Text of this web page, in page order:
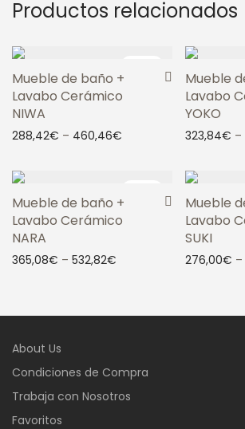
Productos relacionados
Mueble de baño +
Lavabo Cerámico
NIWA
288,42€ – 460,46€
Mueble
Lavabo
YOKO
323,84€ –
Mueble de baño +
Lavabo Cerámico
NARA
365,08€ – 532,82€
Mueble
Lavabo
SUKI
276,00€ –
About Us
Condiciones de Compra
Trabaja con Nosotros
Favoritos